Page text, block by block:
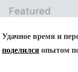
Удачное время и
поделилсяопытом